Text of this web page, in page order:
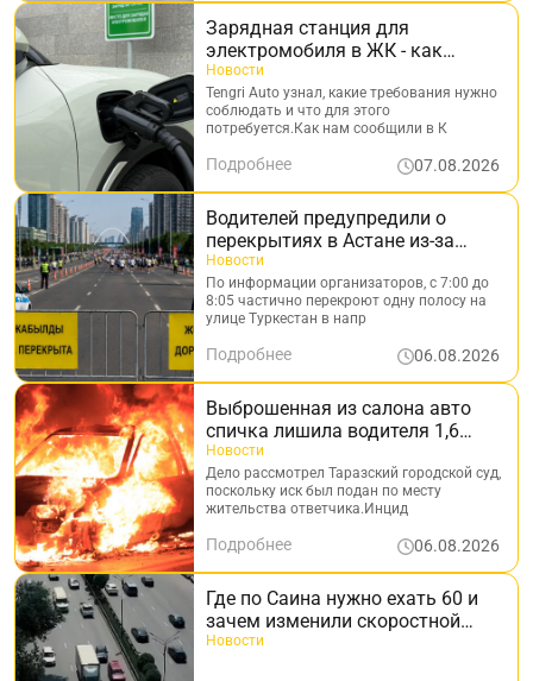
Зарядная станция для
электромобиля в ЖК - как
установить и что для этого
нужно
Новости
Tengri Auto узнал, какие требования нужно
соблюдать и что для этого
потребуется.Как нам сообщили в К
Подробнее 07.08.2026
Водителей предупредили о
перекрытиях в Астане из-за
благотворительного забега
Новости
По информации организаторов, с 7:00 до
8:05 частично перекроют одну полосу на
улице Туркестан в напр
Подробнее 06.08.2026
Выброшенная из салона авто
спичка лишила водителя 1,6
миллиона тенге
Новости
Дело рассмотрел Таразский городской суд,
поскольку иск был подан по месту
жительства ответчика.Инцид
Подробнее 06.08.2026
Где по Саина нужно ехать 60 и
зачем изменили скоростной
лимит, объяснили в акимате
Новости